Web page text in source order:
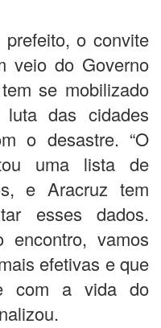
o convite
veio do Governo
se mobilizado
das cidades
o desastre. “O
uma lista de
e Aracruz tem
esses dados.
encontro, vamos
efetivas e que
com a vida do